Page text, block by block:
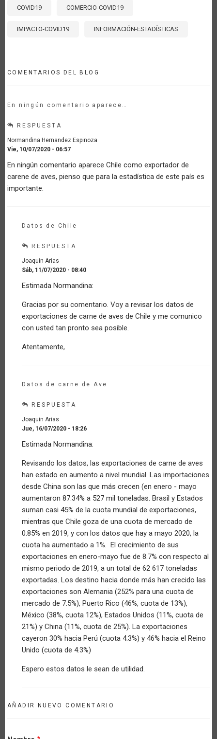
COVID19 COMERCIO-COVID19
IMPACTO-COVID19 INFORMACIÓN-ESTADÍSTICAS
COMENTARIOS DEL BLOG
En ningún comentario aparece…
RESPUESTA
Normandina Hernandez Espinoza
Vie, 10/07/2020 - 06:57
En ningún comentario aparece Chile como exportador de
carene de aves, pienso que para la estadística de este país es
importante.
Datos de Chile
RESPUESTA
Joaquin Arias
Sáb, 11/07/2020 - 08:40
respuesta
En
ningún
comentario
por
Estimada Normandina:
Gracias por su comentario. Voy a revisar los datos de
exportaciones de carne de aves de Chile y me comunico
con usted tan pronto sea posible.
Atentamente,
Datos de carne de Ave
RESPUESTA
Joaquin Arias
Jue, 16/07/2020 - 18:26
respuesta
En
ningún
comentario
por
Invitado
(no
verificado)
Estimada Normandina:
Revisando los datos, las exportaciones de carne de aves
han estado en aumento a nivel mundial. Las importaciones
desde China son las que más crecen (en enero - mayo
aumentaron 87.34% a 527 mil toneladas. Brasil y Estados
suman casi 45% de la cuota mundial de exportaciones,
mientras que Chile goza de una cuota de mercado de
0.85% en 2019, y con los datos que hay a mayo 2020, la
cuota ha aumentado a 1%. El crecimiento de sus
exportaciones en enero-mayo fue de 8.7% con respecto al
mismo periodo de 2019, a un total de 62 617 toneladas
exportadas. Los destino hacia donde más han crecido las
exportaciones son Alemania (252% para una cuota de
mercado de 7.5%), Puerto Rico (46%, cuota de 13%),
México (38%, cuota 12%), Estados Unidos (11%, cuota de
21%) y China (11%, cuota de 25%). La exportaciones
cayeron 30% hacia Perú (cuota 4.3%) y 46% hacia el Reino
Unido (cuota de 4.3%)
Espero estos datos le sean de utilidad.
AÑADIR NUEVO COMENTARIO